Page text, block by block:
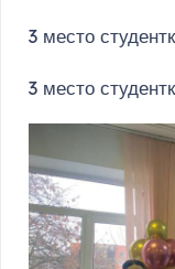
3 место
3 место